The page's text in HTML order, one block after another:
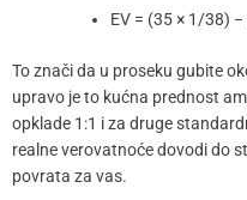
EV = (35 × 1/38)
To znači da u proseku gubite
upravo je to kućna prednost
opklade 1:1 i za druge
realne verovatnoće dovodi do
povrata za vas.